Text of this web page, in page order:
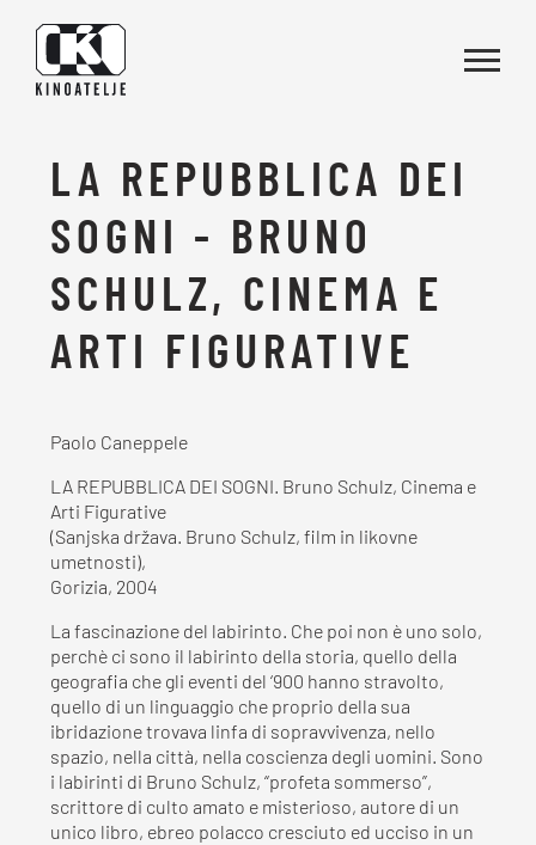
LA REPUBBLICA DEI
SOGNI - BRUNO
SCHULZ, CINEMA E
ARTI FIGURATIVE
Paolo Caneppele
LA REPUBBLICA DEI SOGNI. Bruno Schulz, Cinema e
Arti Figurative
(Sanjska država. Bruno Schulz, film in likovne
umetnosti),
Gorizia, 2004
La fascinazione del labirinto. Che poi non è uno solo,
perchè ci sono il labirinto della storia, quello della
geografia che gli eventi del ‘900 hanno stravolto,
quello di un linguaggio che proprio della sua
ibridazione trovava linfa di sopravvivenza, nello
spazio, nella città, nella coscienza degli uomini. Sono
i labirinti di Bruno Schulz, “profeta sommerso”,
scrittore di culto amato e misterioso, autore di un
unico libro, ebreo polacco cresciuto ed ucciso in un